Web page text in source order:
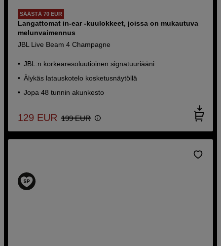
SÄÄSTÄ 70 EUR
Langattomat in-ear -kuulokkeet, joissa on mukautuva
melunvaimennus
JBL Live Beam 4 Champagne
JBL:n korkearesoluutioinen signatuuriääni
Älykäs latauskotelo kosketusnäytöllä
Jopa 48 tunnin akunkesto
129 EUR 199 EUR